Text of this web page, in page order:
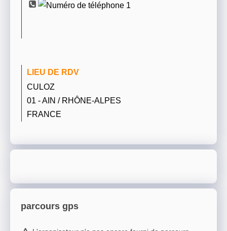
LIEU DE RDV
CULOZ
01 - AIN / RHÔNE-ALPES
FRANCE
parcours gps